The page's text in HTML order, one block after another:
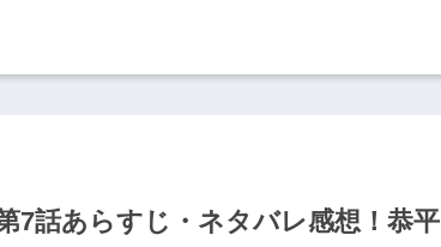
7話あらすじ・ネタバレ感想！恭平